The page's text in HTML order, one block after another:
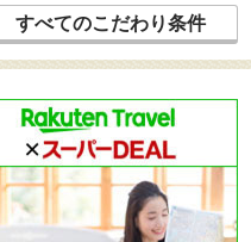
すべてのこだわり条件